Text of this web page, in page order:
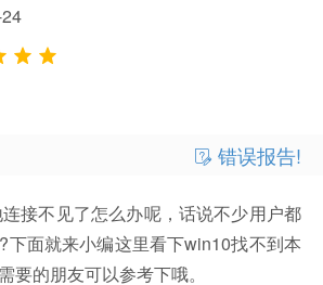
错误报告!
接不见了怎么办呢，话说不少用户都
下面就来小编这里看下win10找不到本
要的朋友可以参考下哦。